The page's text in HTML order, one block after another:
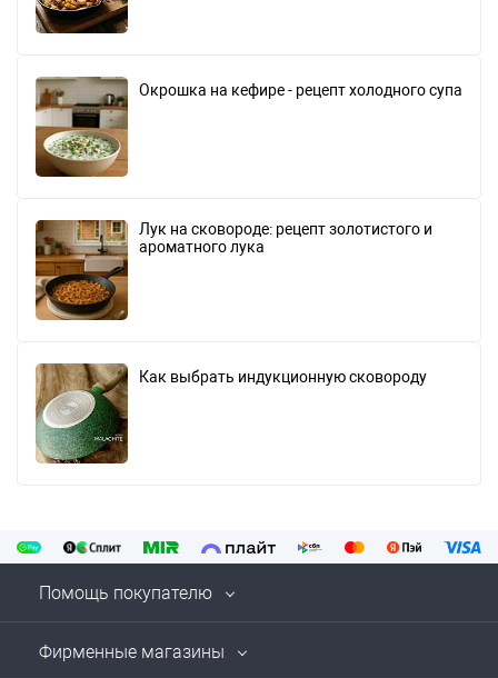
Окрошка на кефире - рецепт холодного супа
Лук на сковороде: рецепт золотистого и
ароматного лука
Как выбрать индукционную сковороду
Помощь покупателю
Фирменные магазины